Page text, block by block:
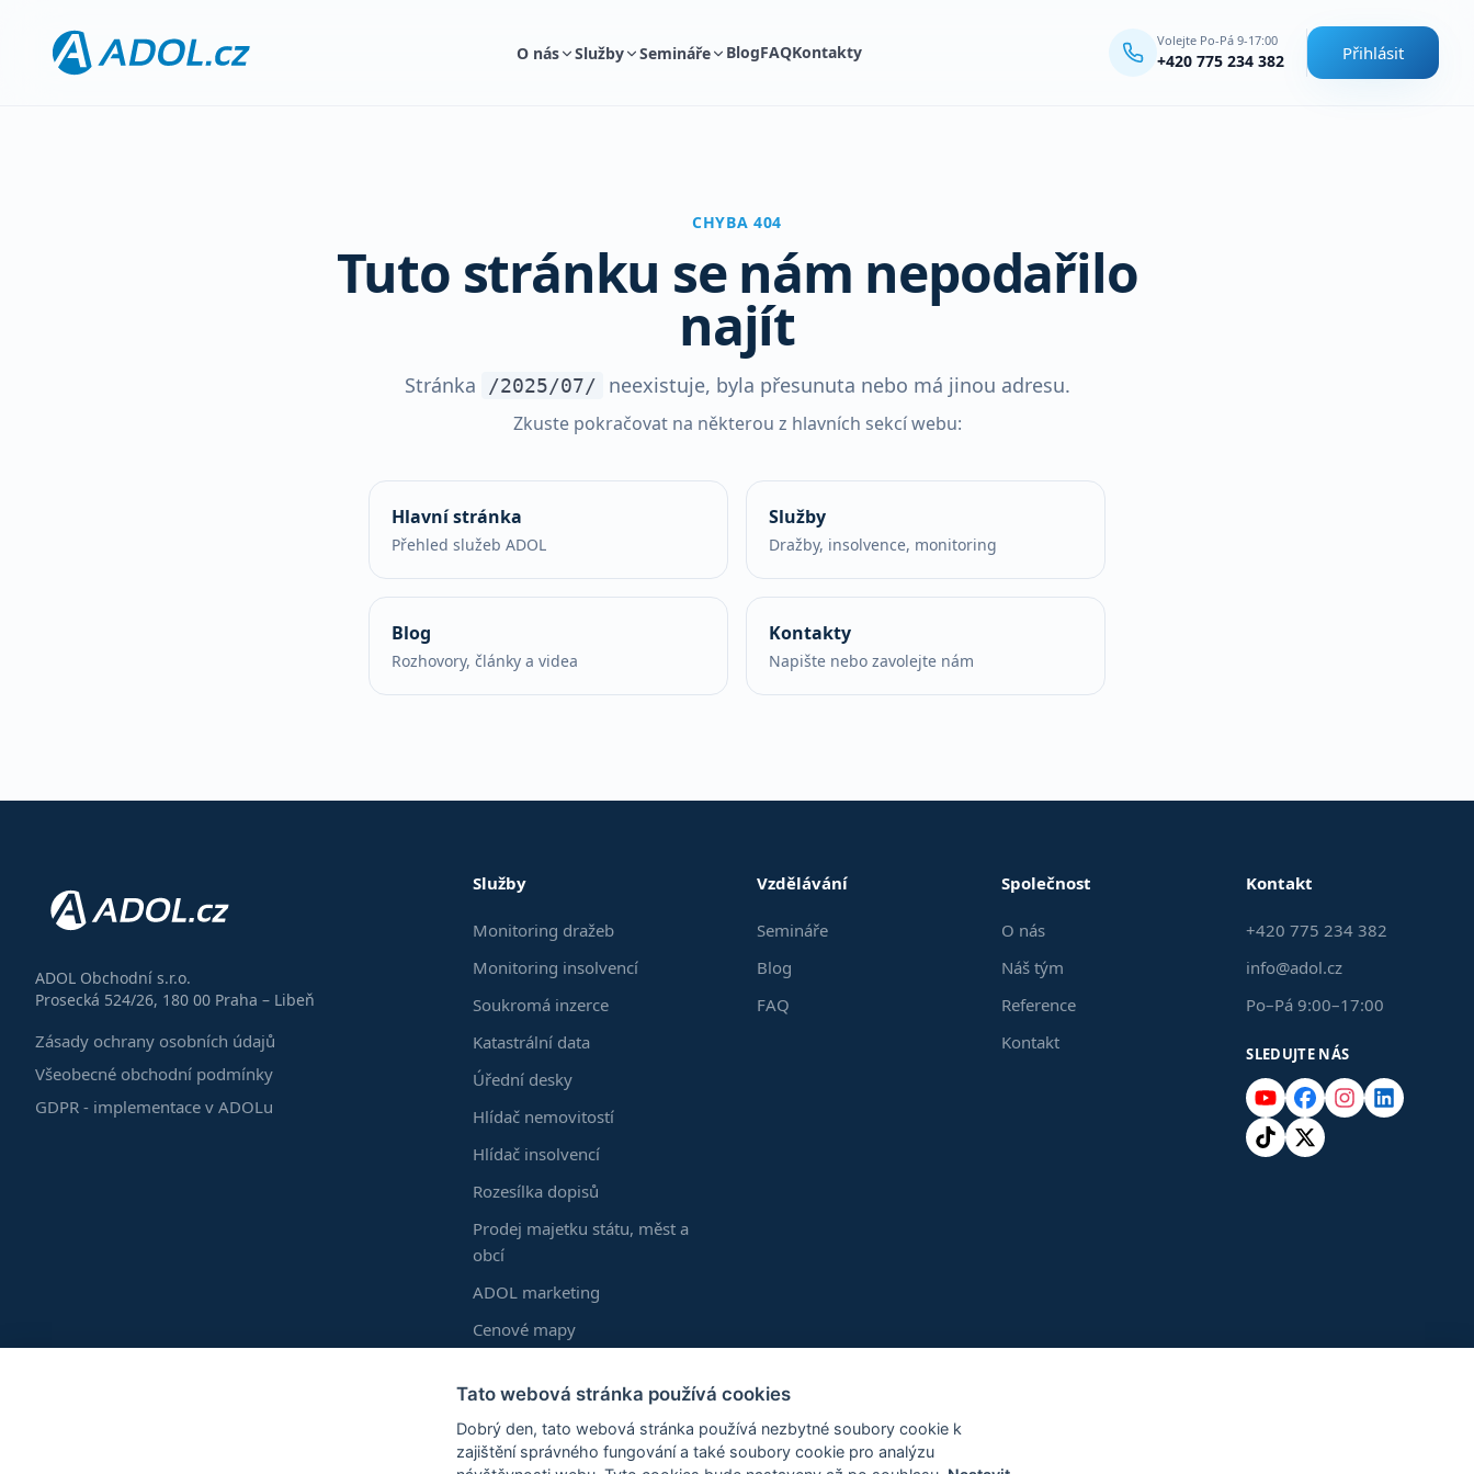
O nás Služby Semináře BlogFAQKontakty
Volejte Po-Pá 9-17:00
+420 775 234 382 Přihlásit
CHYBA 404
Tuto stránku se nám nepodařilo
najít
Stránka /2025/07/ neexistuje, byla přesunuta nebo má jinou adresu.
Zkuste pokračovat na některou z hlavních sekcí webu:
Hlavní stránka
Přehled služeb ADOL
Služby
Dražby, insolvence, monitoring
Blog
Rozhovory, články a videa
Kontakty
Napište nebo zavolejte nám
ADOL Obchodní s.r.o.
Prosecká 524/26, 180 00 Praha – Libeň
Zásady ochrany osobních údajů
Všeobecné obchodní podmínky
GDPR - implementace v ADOLu
Služby
Monitoring dražeb
Monitoring insolvencí
Soukromá inzerce
Katastrální data
Úřední desky
Hlídač nemovitostí
Hlídač insolvencí
Rozesílka dopisů
Prodej majetku státu, měst a
obcí
ADOL marketing
Cenové mapy
Vlastní vrstvy
Rozšíření Chrome
Vzdělávání
Semináře
Blog
FAQ
Společnost
O nás
Náš tým
Reference
Kontakt
Kontakt
+420 775 234 382
info@adol.cz
Po–Pá 9:00–17:00
SLEDUJTE NÁS
YouTubeFacebook
Instagram
LinkedIn
TikTok
X
Tato webová stránka používá cookies
Dobrý den, tato webová stránka používá nezbytné soubory cookie k
zajištění správného fungování a také soubory cookie pro analýzu